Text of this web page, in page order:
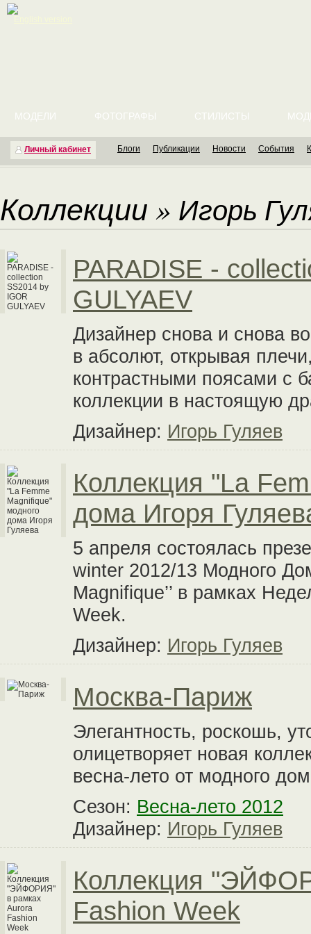
Личный кабинет
МОДЕЛИ ФОТОГРАФЫ СТИЛИСТЫ
Блоги Публикации Новости События
Коллекции » Игорь
PARADISE -
GULYAEV
Дизайнер снова и снова
в абсолют, открывая
контрастными поясами с
коллекции в настоящую
Дизайнер: Игорь Гуляев
Коллекция "La
дома Игоря
5 апреля состоялась
winter 2012/13 Модного
Magnifique’’ в рамках
Week.
Дизайнер: Игорь Гуляев
Москва-Париж
Элегантность, роскошь,
олицетворяет новая
весна-лето от модного
Сезон: Весна-лето 2012
Дизайнер: Игорь Гуляев
Коллекция
Fashion Week